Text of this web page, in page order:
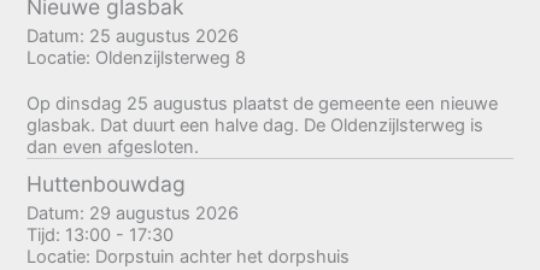
Nieuwe glasbak
Datum: 25 augustus 2026
Locatie: Oldenzijlsterweg 8
Op dinsdag 25 augustus plaatst de gemeente een nieuwe
glasbak. Dat duurt een halve dag. De Oldenzijlsterweg is
dan even afgesloten.
Huttenbouwdag
Datum: 29 augustus 2026
Tijd: 13:00 - 17:30
Locatie: Dorpstuin achter het dorpshuis